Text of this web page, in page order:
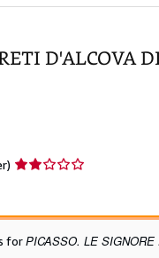
D'ALCOVA
Seller
out
forPICASSO. LE